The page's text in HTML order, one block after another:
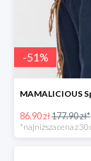
-51%
86.90 zł177.90 zł*